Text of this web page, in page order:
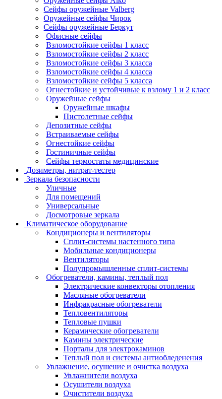
Сейфы оружейные Valberg
Оружейные сейфы Чирок
Сейфы оружейные Беркут
Офисные сейфы
Взломостойкие сейфы 1 класс
Взломостойкие сейфы 2 класс
Взломостойкие сейфы 3 класса
Взломостойкие сейфы 4 класса
Взломостойкие сейфы 5 класса
Огнестойкие и устойчивые к взлому 1 и 2 класс
Оружейные сейфы
Оружейные шкафы
Пистолетные сейфы
Депозитные сейфы
Встраиваемые сейфы
Огнестойкие сейфы
Гостиничные сейфы
Сейфы термостаты медицинские
Дозиметры, нитрат-тестер
Зеркала безопасности
Уличные
Для помещений
Универсальные
Досмотровые зеркала
Климатическое оборудование
Кондиционеры и вентиляторы
Сплит-системы настенного типа
Мобильные кондиционеры
Вентиляторы
Полупромышленные сплит-системы
Обогреватели, камины, теплый пол
Электрические конвекторы отопления
Масляные обогреватели
Инфракрасные обогреватели
Тепловентиляторы
Тепловые пушки
Керамические обогреватели
Камины электрические
Порталы для электрокаминов
Теплый пол и системы антиобледенения
Увлажнение, осушение и очистка воздуха
Увлажнители воздуха
Осушители воздуха
Очистители воздуха